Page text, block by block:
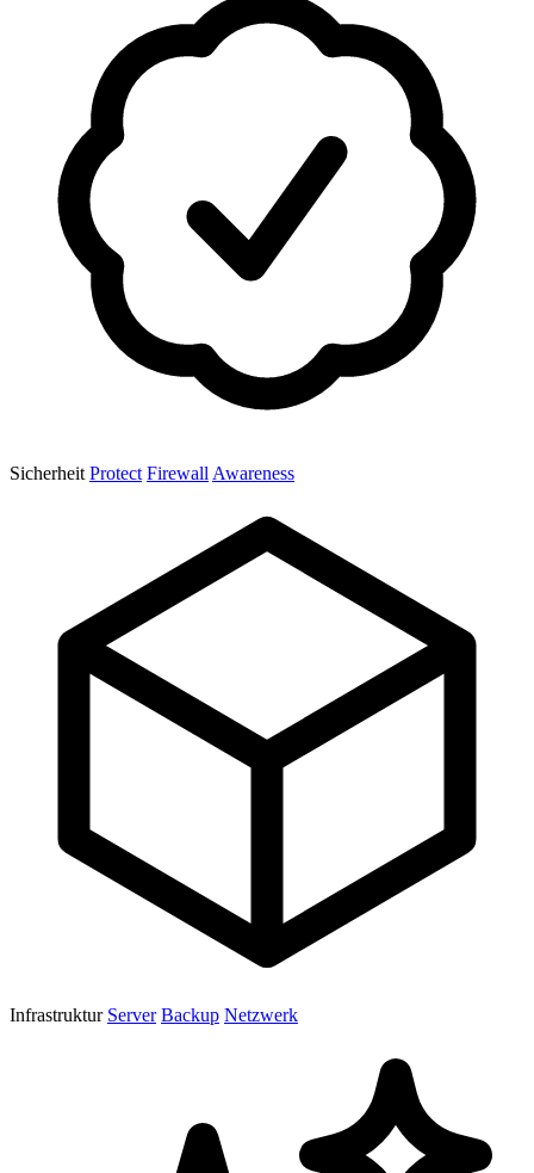
Sicherheit Protect Firewall Awareness
Infrastruktur Server Backup Netzwerk